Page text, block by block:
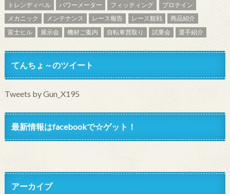
トレンディベル
パワーメーター フィッティング
プロテイン
メカニック
メンテナンス レース報告 レース観戦
商品紹介
富士ヒル
展示会 機材ご案内 自転車買取り 試乗会 選手紹介
てんちょ～のツイート
Tweets by Gun_X195
最新情報はfacebookで☆ゲット！
アーカイブ